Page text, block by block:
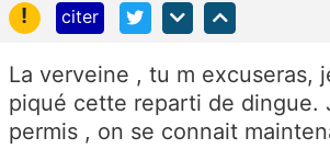
!
citer
La verveine , tu m excuseras,
piqué cette reparti de dingue.
permis , on se connait